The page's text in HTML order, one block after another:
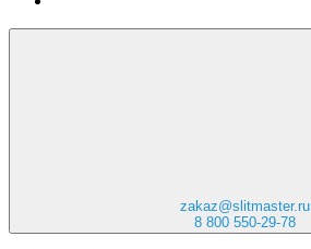
zakaz@slitmaster.ru
8 800 550-29-78